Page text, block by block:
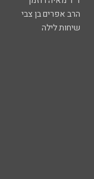
הרב אפרים בן צבי
שיחות לילה